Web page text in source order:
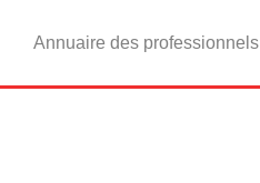
Annuaire des professionnels